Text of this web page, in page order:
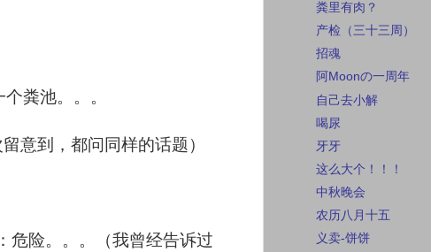
粪池。。。
意到，都问同样的话题）
危险。。。（我曾经告诉过
粪里有肉？
产检（三十三周）
招魂
阿Moonの一周年
自己去小解
喝尿
牙牙
这么大个！！！
中秋晚会
农历八月十五
义卖-饼饼